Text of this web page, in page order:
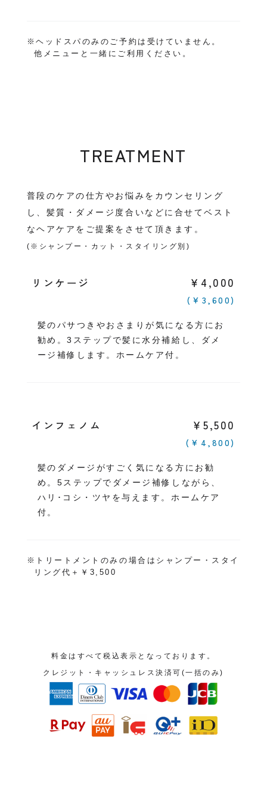
※ヘッドスパのみのご予約は受けていません。
他メニューと一緒にご利用ください。
TREATMENT
普段のケアの仕方やお悩みをカウンセリング
し、髪質・ダメージ度合いなどに合せてベスト
なヘアケアをご提案をさせて頂きます。
(※シャンプー・カット・スタイリング別)
リンケージ ￥4,000
(￥3,600)
髪のパサつきやおさまりが気になる方にお
勧め。3ステップで髪に水分補給し、ダメ
ージ補修します。ホームケア付。
インフェノム ￥5,500
(￥4,800)
髪のダメージがすごく気になる方にお勧
め。5ステップでダメージ補修しながら、
ハリ･コシ・ツヤを与えます。ホームケア
付。
※トリートメントのみの場合はシャンプー・スタイ
リング代＋￥3,500
料金はすべて税込表示となっております。
クレジット・キャッシュレス決済可(一括のみ)